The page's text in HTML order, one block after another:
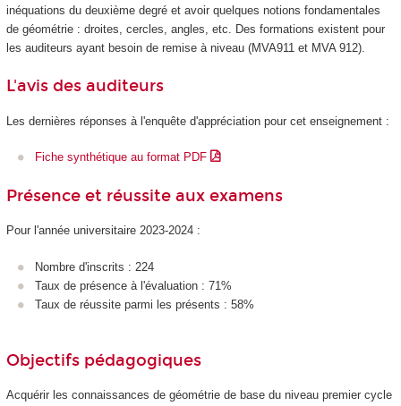
inéquations du deuxième degré et avoir quelques notions fondamentales
de géométrie : droites, cercles, angles, etc. Des formations existent pour
les auditeurs ayant besoin de remise à niveau (MVA911 et MVA 912).
L'avis des auditeurs
Les dernières réponses à l'enquête d'appréciation pour cet enseignement :
Fiche synthétique au format PDF
Présence et réussite aux examens
Pour l'année universitaire 2023-2024 :
Nombre d'inscrits : 224
Taux de présence à l'évaluation : 71%
Taux de réussite parmi les présents : 58%
Objectifs pédagogiques
Acquérir les connaissances de géométrie de base du niveau premier cycle